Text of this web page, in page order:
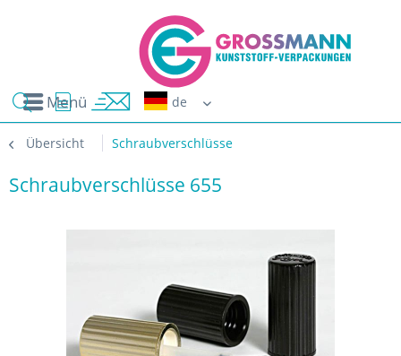
Menü
Übersicht Schraubverschlüsse
Schraubverschlüsse 655